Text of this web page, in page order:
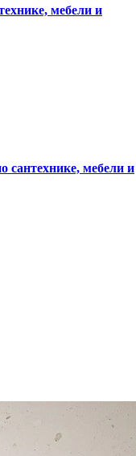
мебели и
сантехнике, мебели и